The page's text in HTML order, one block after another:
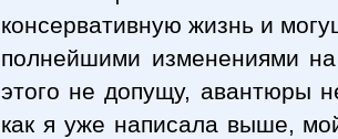
консервативную жизнь и
полнейшими изменениями
этого не допущу, авантюры
как я уже написала выше,